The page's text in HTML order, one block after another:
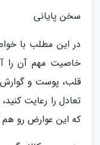
سخن پایانی
در این مطلب با
خاصیت مهم آن را
قلب، پوست و گوارش
تعادل را رعایت
که این عوارض رو هم